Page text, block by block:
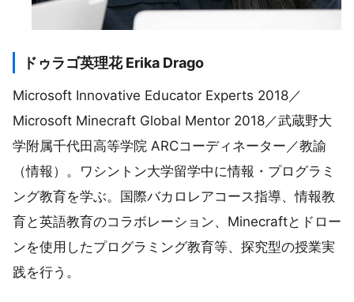
ドゥラゴ英理花 Erika Drago
Microsoft Innovative Educator Experts 2018／
Microsoft Minecraft Global Mentor 2018／武蔵野大
学附属千代田高等学院 ARCコーディネーター／教諭
（情報）。ワシントン大学留学中に情報・プログラミ
ング教育を学ぶ。国際バカロレアコース指導、情報教
育と英語教育のコラボレーション、Minecraftとドロー
ンを使用したプログラミング教育等、探究型の授業実
践を行う。